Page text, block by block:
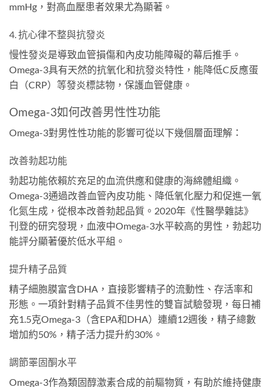
mmHg，對高血壓患者效果尤為顯著。
4. 抗心律不整與抗發炎
慢性發炎是導致血管損傷和內皮功能障礙的幕后推手。
Omega-3具有天然的抗氧化和抗發炎特性，能降低C反應蛋
白（CRP）等發炎標誌物，保護血管健康。
Omega-3如何改善男性性功能
Omega-3對男性性功能的影響可從以下幾個層面理解：
改善勃起功能
勃起功能依賴於充足的血流供應和健康的海綿體組織。
Omega-3通過改善血管內皮功能、降低氧化壓力和促進一氧
化氮生成，從根本改善勃起品質。2020年《性醫學雜誌》
刊登的研究發現，血液中Omega-3水平較高的男性，勃起功
能評分顯著優於低水平組。
提升精子品質
精子細胞膜富含DHA，直接影響精子的流動性、存活率和
形態。一項針對精子品質不佳男性的雙盲試驗發現，每日補
充1.5克Omega-3（含EPA和DHA）連續12週後，精子總數
增加約50%，精子活力提升約30%。
調節睪固酮水平
Omega-3作為類固醇激素合成的前驅物質，有助於維持健康